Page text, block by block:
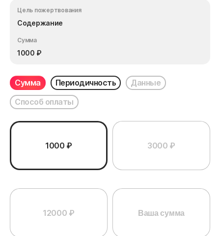
Цель пожертвования
Содержание
Сумма
1000 ₽
Сумма Периодичность
Данные
Способ оплаты
1000 ₽ 3000 ₽
12000 ₽